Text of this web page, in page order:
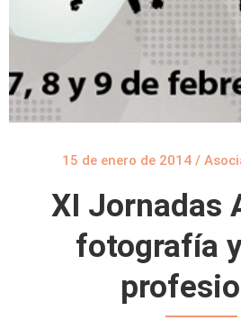
15 de enero de 2014 /
XI Jornadas
fotografía